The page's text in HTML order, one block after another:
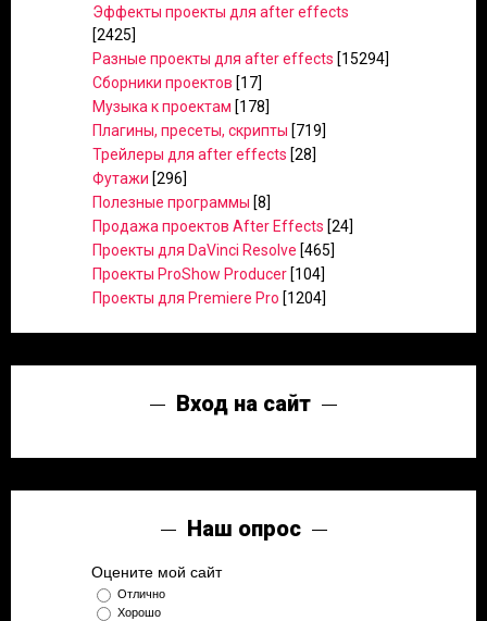
Эффекты проекты для after effects
[2425]
Разные проекты для after effects [15294]
Сборники проектов [17]
Музыка к проектам [178]
Плагины, пресеты, скрипты [719]
Трейлеры для after effects [28]
Футажи [296]
Полезные программы [8]
Продажа проектов After Effects [24]
Проекты для DaVinci Resolve [465]
Проекты ProShow Producer [104]
Проекты для Premiere Pro [1204]
Вход на сайт
Наш опрос
Оцените мой сайт
Отлично
Хорошо